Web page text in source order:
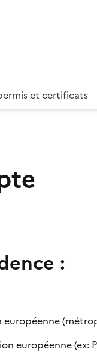
et certificats
:
européenne
européenne